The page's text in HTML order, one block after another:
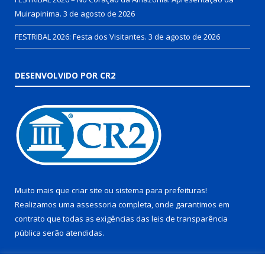
Muirapinima. 3 de agosto de 2026
FESTRIBAL 2026: Festa dos Visitantes. 3 de agosto de 2026
DESENVOLVIDO POR CR2
Muito mais que criar site ou sistema para prefeituras!
Realizamos uma assessoria completa, onde garantimos em
contrato que todas as exigências das leis de transparência
pública serão atendidas.